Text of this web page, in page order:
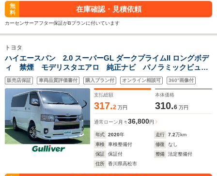
無
料
在庫確認・見積依頼
カーセンサーアフター保証がBプランに付いています
トヨタ
ハイエースバン 2.0 スーパーGL ダークプライムII ロングボデ
ィ 禁煙 モデリスタエアロ 純正ナビ パノラミックビュー
モニター 両側電動ドア デジタルインナーミラー トヨタセ
ーフティセンス ウッドコンビステアリング ステアリングス
イッチ ハーフレザーシート ドラレコ
販売店保証 車両品質評価書付 購入プラン付 オンライン相談可 360°画像付
支払総額
317.2 万円
本体価格
310.6 万円
通常ローン 月々36,800円
年式 2020年 走行 7.2万km
車検
車検整備付 修復
なし
保証
保証付 整備
法定整備付
住所
香川県高松市